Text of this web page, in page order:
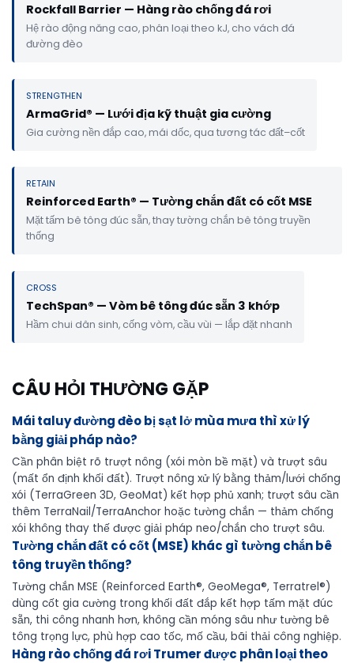
Rockfall Barrier — Hàng rào chống đá rơi
Hệ rào động năng cao, phân loại theo kJ, cho vách đá
đường đèo
STRENGTHEN
ArmaGrid® — Lưới địa kỹ thuật gia cường
Gia cường nền đắp cao, mái dốc, qua tương tác đất–cốt
RETAIN
Reinforced Earth® — Tường chắn đất có cốt MSE
Mặt tấm bê tông đúc sẵn, thay tường chắn bê tông truyền
thống
CROSS
TechSpan® — Vòm bê tông đúc sẵn 3 khớp
Hầm chui dân sinh, cống vòm, cầu vùi — lắp đặt nhanh
CÂU HỎI THƯỜNG GẶP
Mái taluy đường đèo bị sạt lở mùa mưa thì xử lý
bằng giải pháp nào?
Cần phân biệt rõ trượt nông (xói mòn bề mặt) và trượt sâu
(mất ổn định khối đất). Trượt nông xử lý bằng thảm/lưới chống
xói (TerraGreen 3D, GeoMat) kết hợp phủ xanh; trượt sâu cần
thêm TerraNail/TerraAnchor hoặc tường chắn — thảm chống
xói không thay thế được giải pháp neo/chắn cho trượt sâu.
Tường chắn đất có cốt (MSE) khác gì tường chắn bê
tông truyền thống?
Tường chắn MSE (Reinforced Earth®, GeoMega®, Terratrel®)
dùng cốt gia cường trong khối đất đắp kết hợp tấm mặt đúc
sẵn, thi công nhanh hơn, không cần móng sâu như tường bê
tông trọng lực, phù hợp cao tốc, mố cầu, bãi thải công nghiệp.
Hàng rào chống đá rơi Trumer được phân loại theo